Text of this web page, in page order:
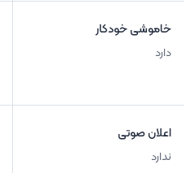
خاموشی خودکار
دارد
اعلان صوتی
ندارد